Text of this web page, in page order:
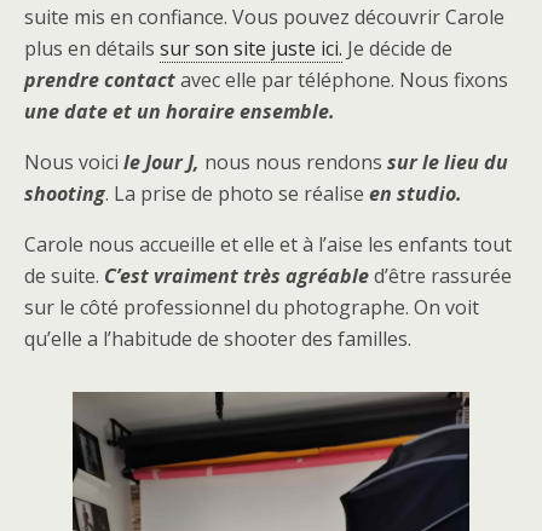
suite mis en confiance. Vous pouvez découvrir Carole
plus en détails sur son site juste ici. Je décide de
prendre contactavec elle par téléphone. Nous fixons
une date et un horaire ensemble.
Nous voici le Jour J, nous nous rendons sur le lieu du
shooting. La prise de photo se réalise en studio.
Carole nous accueille et elle et à l’aise les enfants tout
de suite. C’est vraiment très agréabled’être rassurée
sur le côté professionnel du photographe. On voit
qu’elle a l’habitude de shooter des familles.